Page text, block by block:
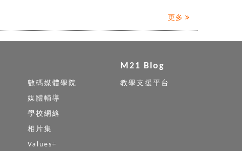
更多
數碼媒體學院
媒體輔導
學校網絡
相片集
Values+
M21 Blog
教學支援平台